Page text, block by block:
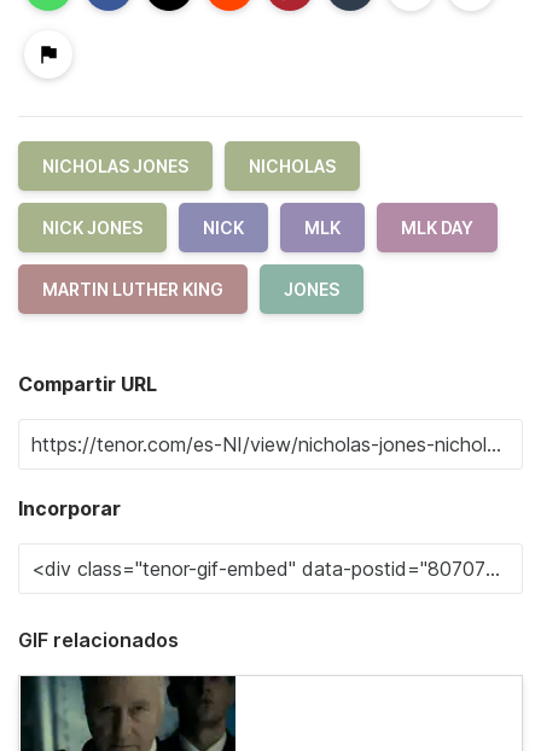
NICHOLAS JONES NICHOLAS
NICK JONES NICK MLK MLK DAY
MARTIN LUTHER KING JONES
Compartir URL
Incorporar
GIF relacionados